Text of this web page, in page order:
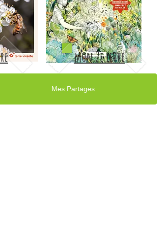
mon 2e livre
Mes Partages